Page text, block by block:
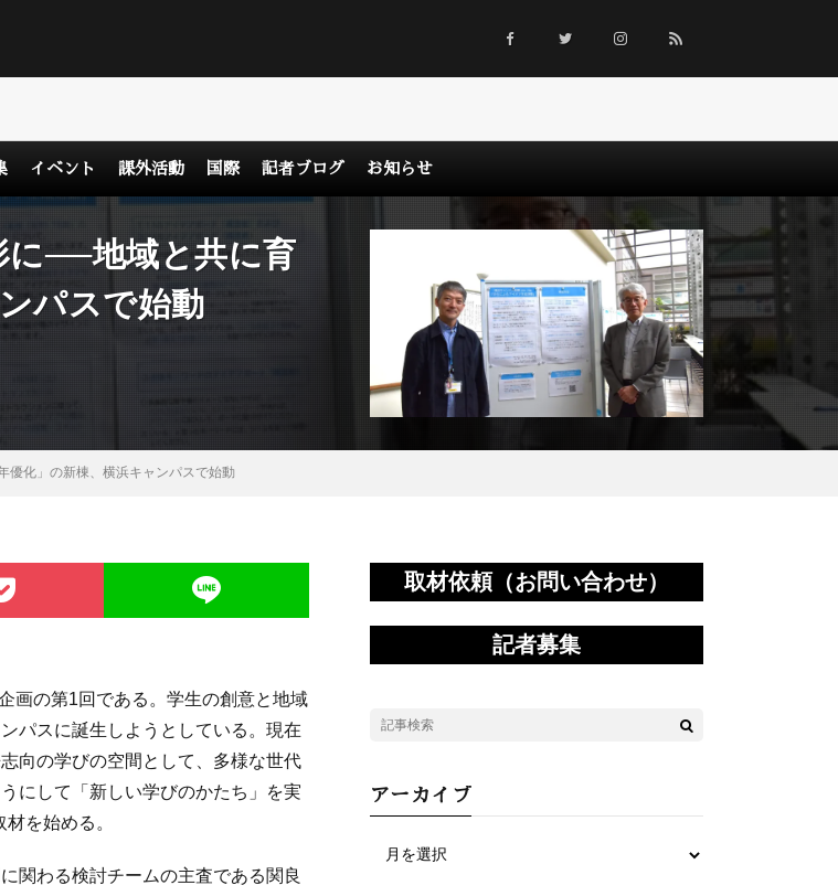
イベント 課外活動 国際 記者ブログ お知らせ
に──地域と共に育
ンパスで始動
優化」の新棟、横浜キャンパスで始動
画の第1回である。学生の創意と地域
パスに誕生しようとしている。現在
向の学びの空間として、多様な世代
にして「新しい学びのかたち」を実
を始める。
関わる検討チームの主査である関良
取材依頼（お問い合わせ）
記者募集
アーカイブ